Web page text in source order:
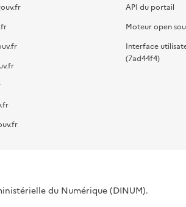
API du portail
Moteur open
Interface
(7ad44f4)
du Numérique (DINUM).